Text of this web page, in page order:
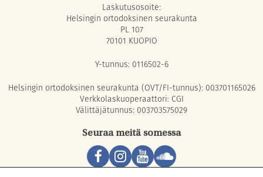
Laskutusosoite:
Helsingin ortodoksinen seurakunta
PL 107
70101 KUOPIO
Y-tunnus: 0116502-6
Helsingin ortodoksinen seurakunta (OVT/FI-tunnus): 003701165026
Verkkolaskuoperaattori: CGI
Välittäjätunnus: 003703575029
Seuraa meitä somessa